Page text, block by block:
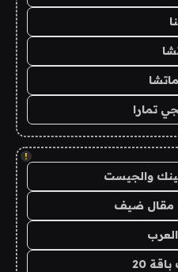
تمارا
!
والجيست
20